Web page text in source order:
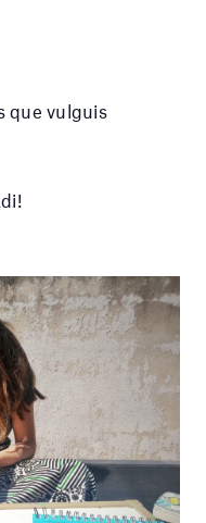
que vulguis